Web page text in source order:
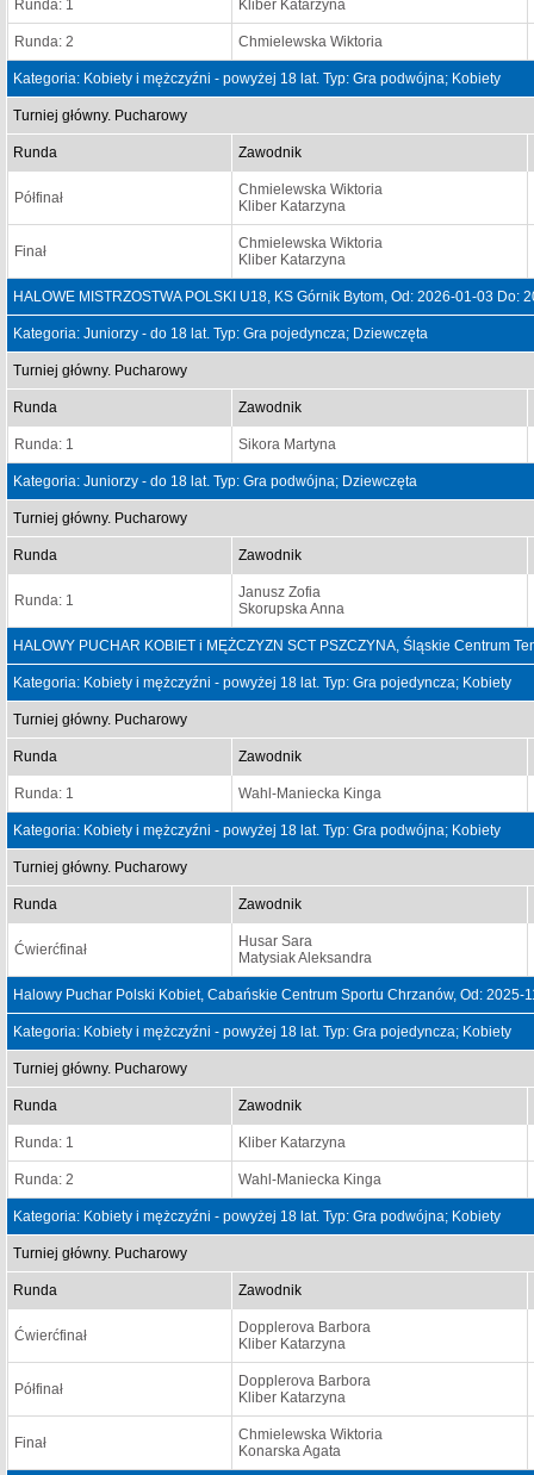
Runda: 1 Kliber Katarzyna
Runda: 2 Chmielewska Wiktoria
Kategoria: Kobiety i mężczyźni - powyżej 18 lat. Typ: Gra podwójna; Kobiety
Turniej główny. Pucharowy
Runda Zawodnik
Półfinał
Chmielewska Wiktoria
Kliber Katarzyna
Finał
Chmielewska Wiktoria
Kliber Katarzyna
HALOWE MISTRZOSTWA POLSKI U18, KS Górnik Bytom, Od: 2026-01-03 Do:
Kategoria: Juniorzy - do 18 lat. Typ: Gra pojedyncza; Dziewczęta
Turniej główny. Pucharowy
Runda Zawodnik
Runda: 1 Sikora Martyna
Kategoria: Juniorzy - do 18 lat. Typ: Gra podwójna; Dziewczęta
Turniej główny. Pucharowy
Runda Zawodnik
Runda: 1
Janusz Zofia
Skorupska Anna
HALOWY PUCHAR KOBIET i MĘŻCZYZN SCT PSZCZYNA, Śląskie Centrum
Kategoria: Kobiety i mężczyźni - powyżej 18 lat. Typ: Gra pojedyncza; Kobiety
Turniej główny. Pucharowy
Runda Zawodnik
Runda: 1 Wahl-Maniecka Kinga
Kategoria: Kobiety i mężczyźni - powyżej 18 lat. Typ: Gra podwójna; Kobiety
Turniej główny. Pucharowy
Runda Zawodnik
Ćwierćfinał
Husar Sara
Matysiak Aleksandra
Halowy Puchar Polski Kobiet, Cabańskie Centrum Sportu Chrzanów, Od: 2025-
Kategoria: Kobiety i mężczyźni - powyżej 18 lat. Typ: Gra pojedyncza; Kobiety
Turniej główny. Pucharowy
Runda Zawodnik
Runda: 1 Kliber Katarzyna
Runda: 2 Wahl-Maniecka Kinga
Kategoria: Kobiety i mężczyźni - powyżej 18 lat. Typ: Gra podwójna; Kobiety
Turniej główny. Pucharowy
Runda Zawodnik
Ćwierćfinał
Dopplerova Barbora
Kliber Katarzyna
Półfinał
Dopplerova Barbora
Kliber Katarzyna
Finał
Chmielewska Wiktoria
Konarska Agata